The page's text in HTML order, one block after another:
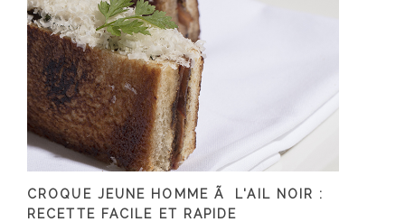
CROQUE JEUNE HOMME Ã L'AIL NOIR :
RECETTE FACILE ET RAPIDE